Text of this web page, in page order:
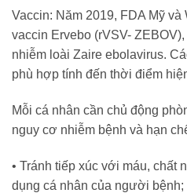
Vaccin: Năm 2019, FDA Mỹ
vaccin Ervebo (rVSV-
nhiễm loài Zaire ebolavirus.
phù hợp tính đến thời điểm
Mỗi cá nhân cần chủ động
nguy cơ nhiễm bệnh và hạn
• Tránh tiếp xúc với máu, chất
dụng cá nhân của người bệnh;